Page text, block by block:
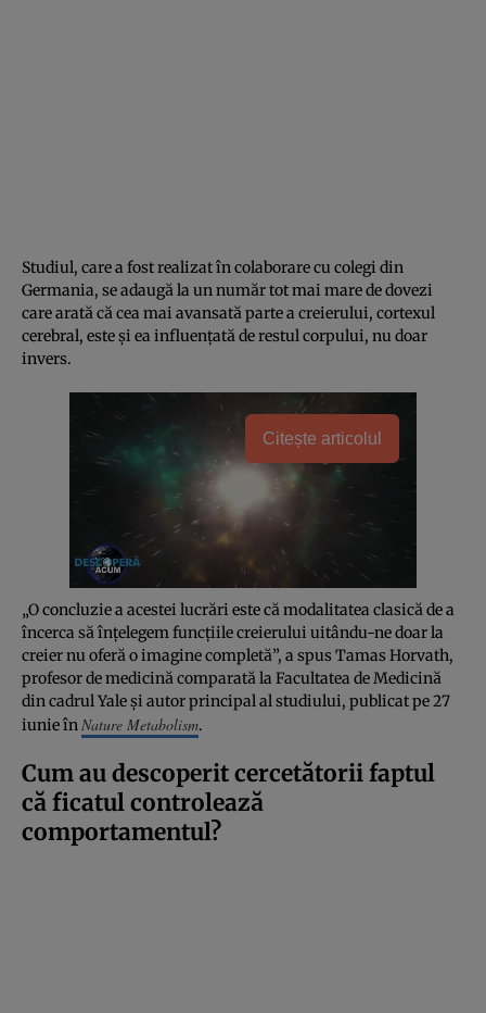
Studiul, care a fost realizat în colaborare cu colegi din
Germania, se adaugă la un număr tot mai mare de dovezi
care arată că cea mai avansată parte a creierului, cortexul
cerebral, este și ea influențată de restul corpului, nu doar
invers.
Citește articolul
„O concluzie a acestei lucrări este că modalitatea clasică de a
încerca să înțelegem funcțiile creierului uitându-ne doar la
creier nu oferă o imagine completă”, a spus Tamas Horvath,
profesor de medicină comparată la Facultatea de Medicină
din cadrul Yale și autor principal al studiului, publicat pe 27
iunie în Nature Metabolism.
Cum au descoperit cercetătorii faptul
că ficatul controlează
comportamentul?